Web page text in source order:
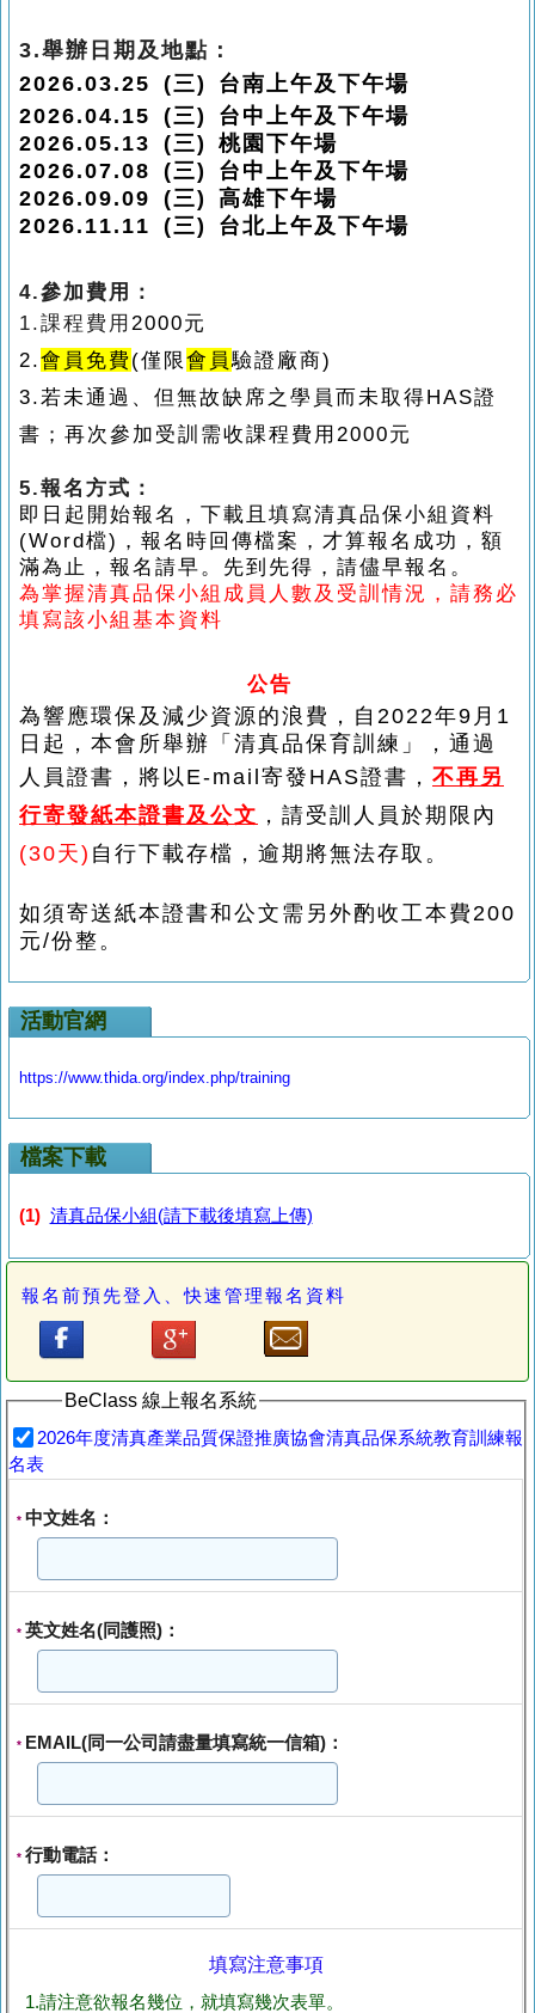
3.舉辦日期及地點：
2026.03.25 (三) 台南上午及下午場
2026.04.15 (三) 台中上午及下午場
2026.05.13 (三) 桃園下午場
2026.07.08 (三) 台中上午及下午場
2026.09.09 (三)高雄下午場
2026.11.11 (三) 台北上午及下午場
4.參加費用：
1.課程費用 2000元
2.會員 免費(僅限 會員驗證廠商)
3.若未通過、 但無故缺席之學員而未取得HAS證
書；再次參加受訓需收課程費用2000元
5.報名方式：
即日起開始報名，下載且填寫清真品保小組資料
(Word檔) ， 報名時回傳檔案，才算報名成功，額
滿為止，報名請早。先到先得， 請儘早報名。
為掌握清真品保小組成員人數及受訓情況， 請務必
填寫該小組基本資料
公告
為響應環保及減少資源的浪費，自2022年9月1
日起，本會所舉辦 「清真品保育訓練」，通過
人員證書，將以E-mail寄發HAS證書， 不再另
行寄發紙本證書及公文 ，請受訓人員於期限內
(30天) 自行下載存檔，逾期將無法存取。
如須寄送紙本證書和公文需另外酌收工本費200
元/份整。
活動官網
https://www.thida.org/index.php/training
檔案下載
(1) 清真品保小組(請下載後填寫上傳)
報名前預先登入、快速管理報名資料
BeClass 線上報名系統
2026年度清真產業品質保證推廣協會清真品保系統教育訓練報
名表
* 中文姓名：
* 英文姓名(同護照)：
* EMAIL(同一公司請盡量填寫統一信箱)：
* 行動電話：
填寫注意事項
1.請注意欲報名幾位，就填寫幾次表單。